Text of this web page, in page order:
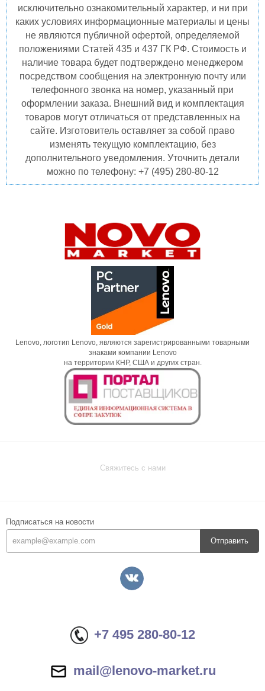
исключительно ознакомительный характер, и ни при
каких условиях информационные материалы и цены
не являются публичной офертой, определяемой
положениями Статей 435 и 437 ГК РФ. Стоимость и
наличие товара будет подтверждено менеджером
посредством сообщения на электронную почту или
телефонного звонка на номер, указанный при
оформлении заказа. Внешний вид и комплектация
товаров могут отличаться от представленных на
сайте. Изготовитель оставляет за собой право
изменять текущую комплектацию, без
дополнительного уведомления. Уточнить детали
можно по телефону: +7 (495) 280-80-12
Lenovo, логотип Lenovo, являются зарегистрированными товарными
знаками компании Lenovo
на территории КНР, США и других стран.
Свяжитесь с нами
Подписаться на новости
Отправить
+7 495 280-80-12
mail@lenovo-market.ru